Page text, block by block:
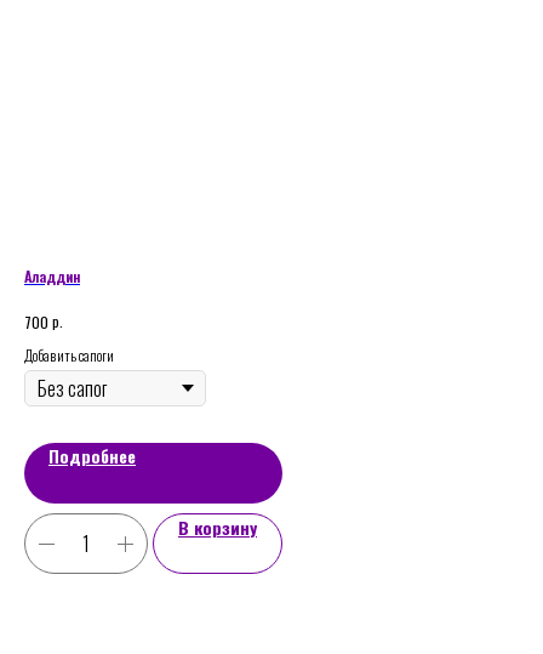
Аладдин
700 р.
Добавить сапоги
Подробнее
В корзину